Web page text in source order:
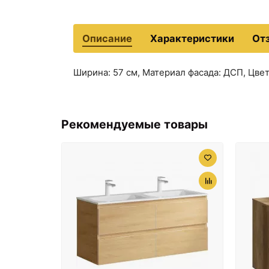
Описание Характеристики
Ширина: 57 см, Материал фасада: ДСП,
Рекомендуемые товары